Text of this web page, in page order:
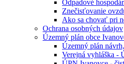
Odpadové
Znečisťovanie
Ako sa chovať pri
Ochrana osobných údajov
Územný plán obce
Územný plán
Verejná vyhláška -